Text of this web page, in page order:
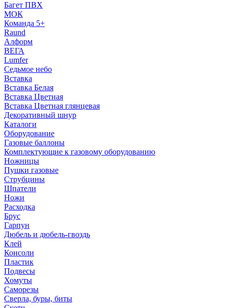
Багет ПВХ
МОК
Команда 5+
Raund
Алформ
ВЕГА
Lumfer
Седьмое небо
Вставка
Вставка Белая
Вставка Цветная
Вставка Цветная глянцевая
Декоративный шнур
Каталоги
Оборудование
Газовые баллоны
Комплектующие к газовому оборудованию
Ножницы
Пушки газовые
Струбцины
Шпатели
Ножи
Расходка
Брус
Гарпун
Дюбель и дюбель-гвоздь
Клей
Консоли
Пластик
Подвесы
Хомуты
Саморезы
Сверла, буры, биты